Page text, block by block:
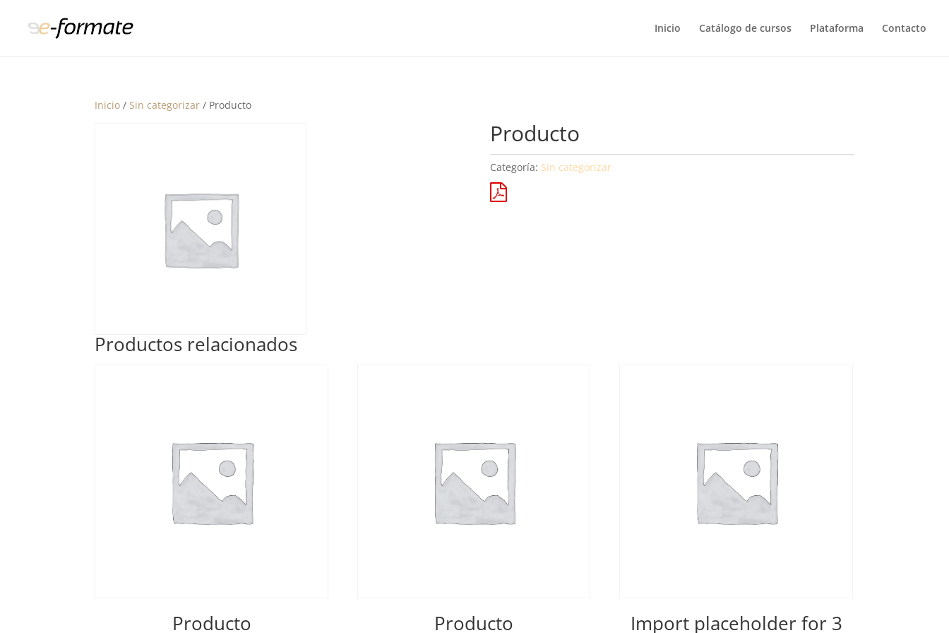
Inicio Catálogo de cursos Plataforma Contacto
Inicio / Sin categorizar / Producto
Producto
Categoría: Sin categorizar
Productos relacionados
Producto Producto Import placeholder for 3